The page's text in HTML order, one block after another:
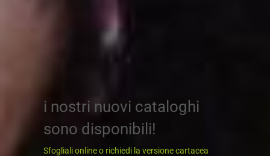
i nostri nuovi cataloghi
sono disponibili!
Sfogliali online o richiedi la versione cartacea